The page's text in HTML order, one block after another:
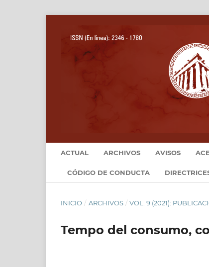
ACTUAL ARCHIVOS AVISOS
CÓDIGO DE CONDUCTA
INICIO / ARCHIVOS / VOL. 9 (2021):
Tempo del consumo,